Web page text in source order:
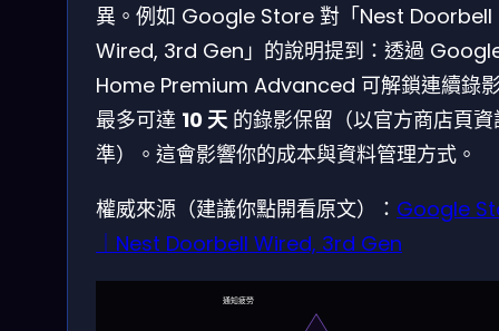
異。例如 Google Store 對「Nest Doorbell
Wired, 3rd Gen」的說明提到：透過
Home Premium Advanced 可解鎖連續錄
最多可達 10 天 的錄影保留（以官方商店頁
準）。這會影響你的成本與資料管理方式。
權威來源（建議你點開看原文）： Google
｜Nest Doorbell Wired, 3rd Gen
通知疲勞